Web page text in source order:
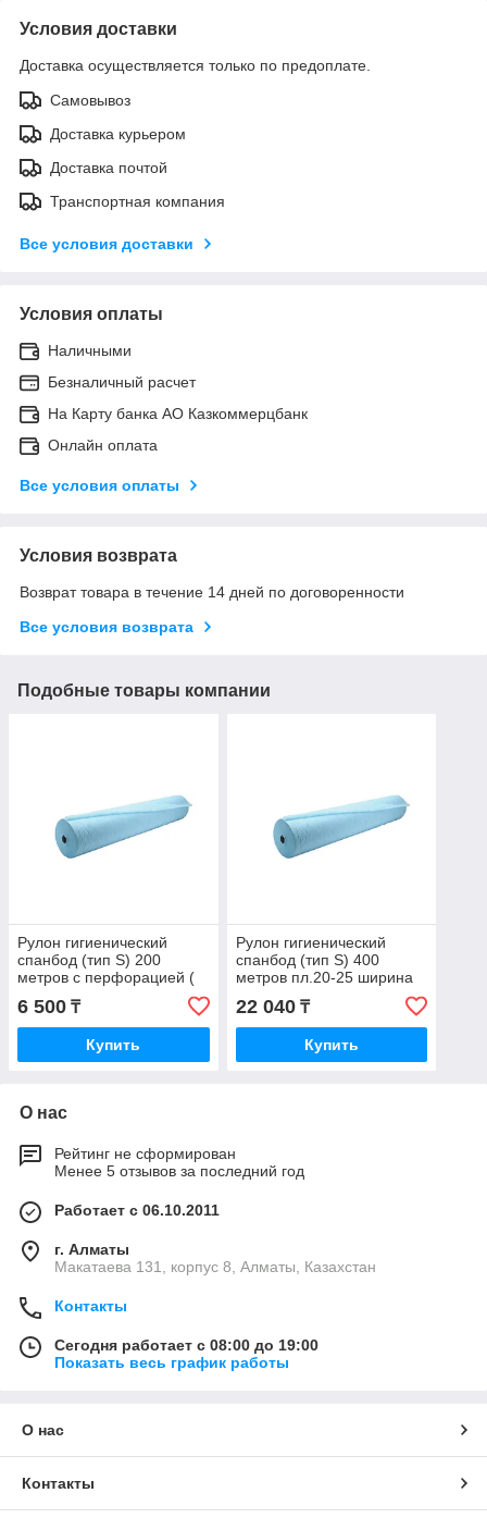
Условия доставки
Доставка осуществляется только по предоплате.
Самовывоз
Доставка курьером
Доставка почтой
Транспортная компания
Все условия доставки
Условия оплаты
Наличными
Безналичный расчет
На Карту банка АО Казкоммерцбанк
Онлайн оплата
Все условия оплаты
Условия возврата
Возврат товара в течение 14 дней по договоренности
Все условия возврата
Подобные товары компании
Рулон гигиенический
спанбод (тип S) 200
метров с перфорацией (
100 шт простыней по 2 м)
6 500 ₸
Купить
Рулон гигиенический
спанбод (тип S) 400
метров пл.20-25 ширина
22 040₸
Купить
О нас
Рейтинг не сформирован
Менее 5 отзывов за последний год
Работает с 06.10.2011
г. Алматы
Макатаева 131, корпус 8, Алматы, Казахстан
Контакты
Сегодня работает с 08:00 до 19:00
Показать весь график работы
О нас
Контакты